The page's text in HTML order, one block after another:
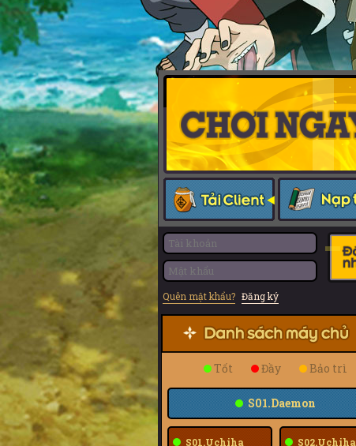
Quên mật khẩu? Đăng ký
Tốt Đầy Bảo trì
S01.Daemon
S02.Uchiha
S01.Uchiha